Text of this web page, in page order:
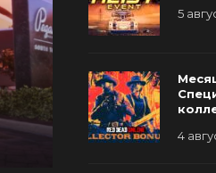
Разработчики
встречу с
Games
22 июля, 2026 0
5
4